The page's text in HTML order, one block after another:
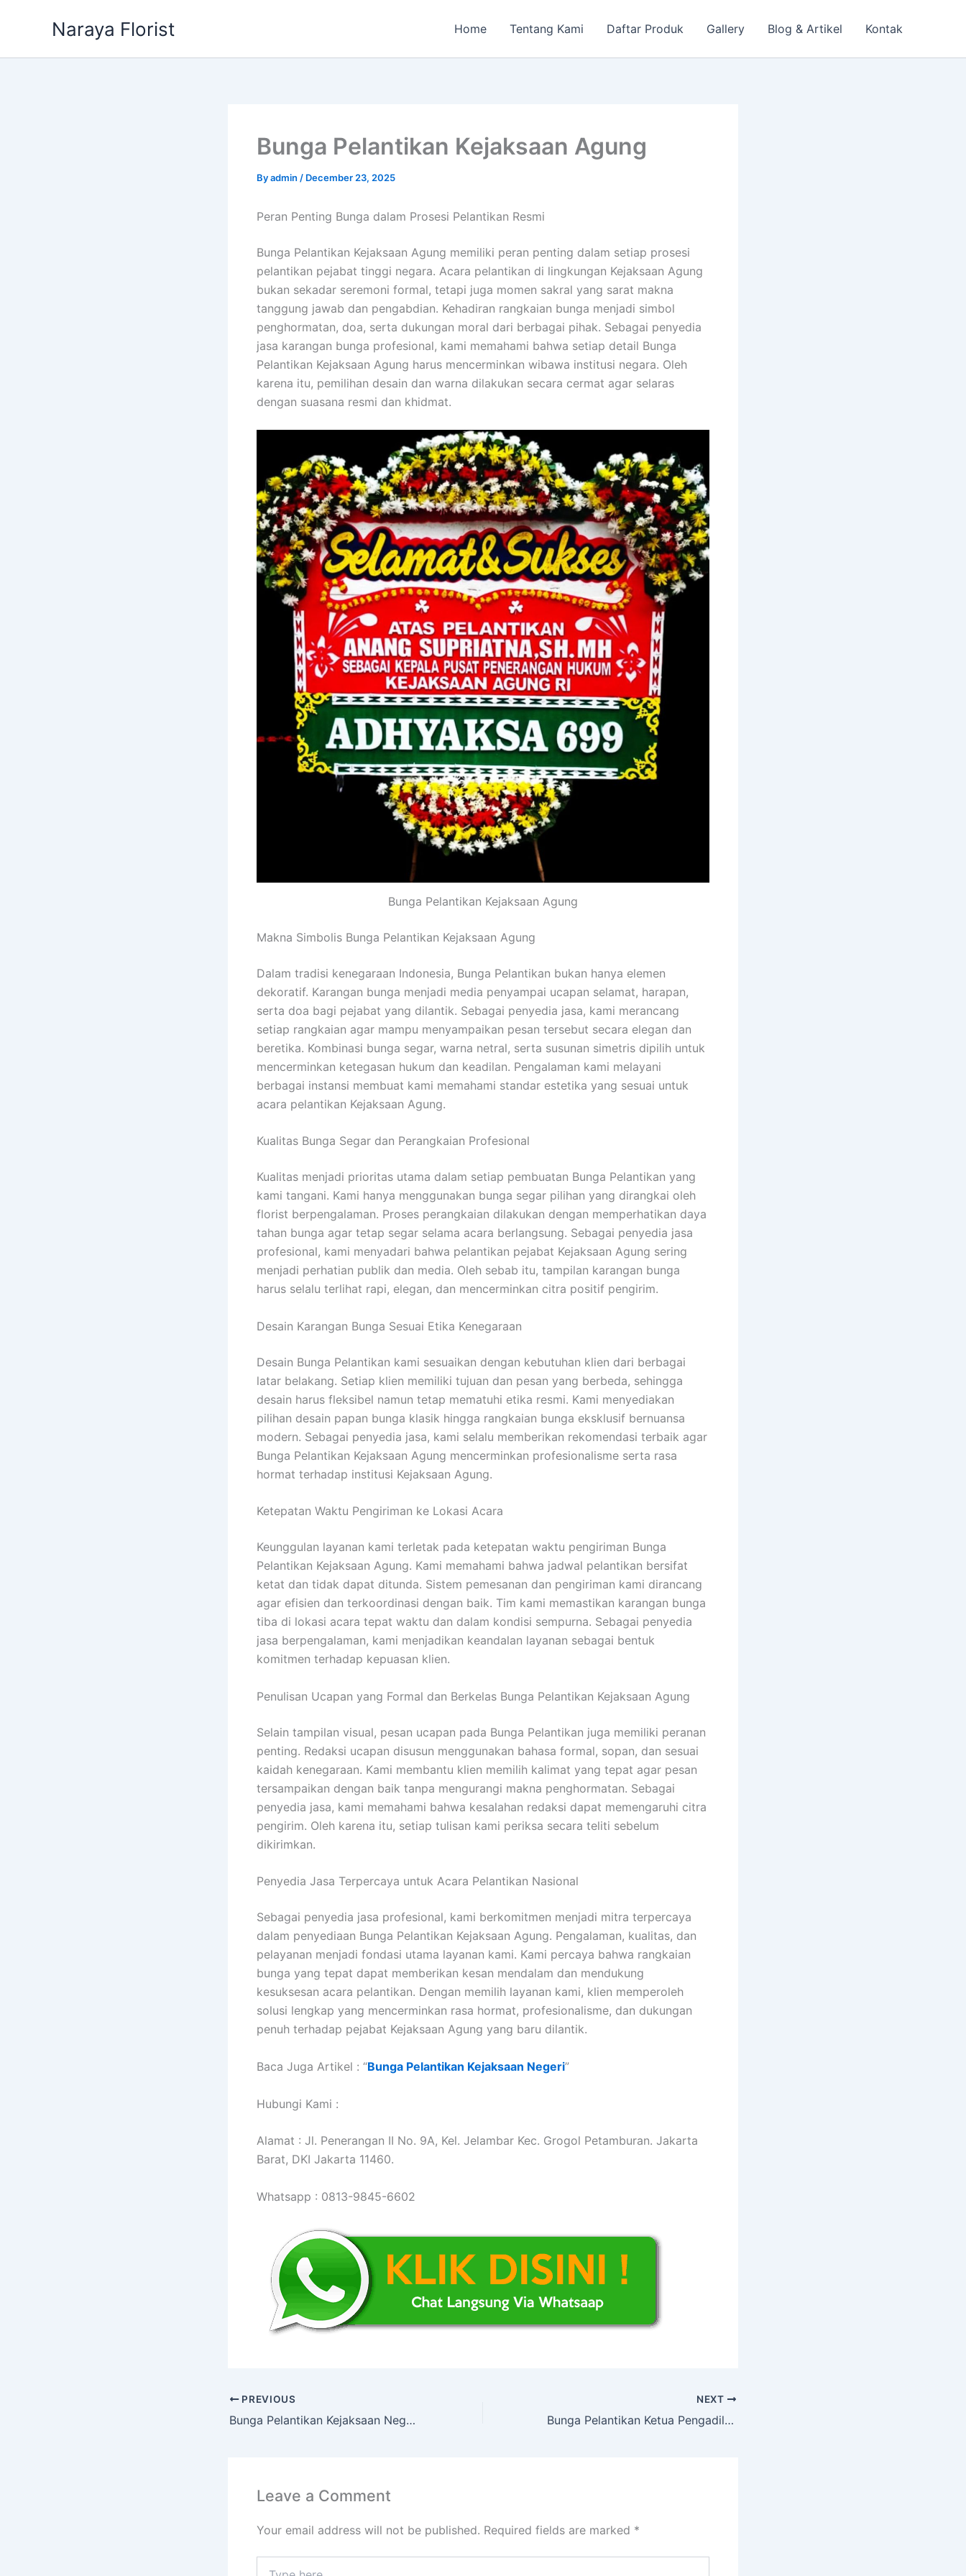
Naraya Florist Home Tentang Kami Daftar Produk Gallery Blog & Artikel Kontak
Bunga Pelantikan Kejaksaan Agung
Byadmin / December 23, 2025
Peran Penting Bunga dalam Prosesi Pelantikan Resmi
Bunga Pelantikan Kejaksaan Agung memiliki peran penting dalam setiap prosesi
pelantikan pejabat tinggi negara. Acara pelantikan di lingkungan Kejaksaan Agung
bukan sekadar seremoni formal, tetapi juga momen sakral yang sarat makna
tanggung jawab dan pengabdian. Kehadiran rangkaian bunga menjadi simbol
penghormatan, doa, serta dukungan moral dari berbagai pihak. Sebagai penyedia
jasa karangan bunga profesional, kami memahami bahwa setiap detail Bunga
Pelantikan Kejaksaan Agung harus mencerminkan wibawa institusi negara. Oleh
karena itu, pemilihan desain dan warna dilakukan secara cermat agar selaras
dengan suasana resmi dan khidmat.
Bunga Pelantikan Kejaksaan Agung
Makna Simbolis Bunga Pelantikan Kejaksaan Agung
Dalam tradisi kenegaraan Indonesia, Bunga Pelantikan bukan hanya elemen
dekoratif. Karangan bunga menjadi media penyampai ucapan selamat, harapan,
serta doa bagi pejabat yang dilantik. Sebagai penyedia jasa, kami merancang
setiap rangkaian agar mampu menyampaikan pesan tersebut secara elegan dan
beretika. Kombinasi bunga segar, warna netral, serta susunan simetris dipilih untuk
mencerminkan ketegasan hukum dan keadilan. Pengalaman kami melayani
berbagai instansi membuat kami memahami standar estetika yang sesuai untuk
acara pelantikan Kejaksaan Agung.
Kualitas Bunga Segar dan Perangkaian Profesional
Kualitas menjadi prioritas utama dalam setiap pembuatan Bunga Pelantikan yang
kami tangani. Kami hanya menggunakan bunga segar pilihan yang dirangkai oleh
florist berpengalaman. Proses perangkaian dilakukan dengan memperhatikan daya
tahan bunga agar tetap segar selama acara berlangsung. Sebagai penyedia jasa
profesional, kami menyadari bahwa pelantikan pejabat Kejaksaan Agung sering
menjadi perhatian publik dan media. Oleh sebab itu, tampilan karangan bunga
harus selalu terlihat rapi, elegan, dan mencerminkan citra positif pengirim.
Desain Karangan Bunga Sesuai Etika Kenegaraan
Desain Bunga Pelantikan kami sesuaikan dengan kebutuhan klien dari berbagai
latar belakang. Setiap klien memiliki tujuan dan pesan yang berbeda, sehingga
desain harus fleksibel namun tetap mematuhi etika resmi. Kami menyediakan
pilihan desain papan bunga klasik hingga rangkaian bunga eksklusif bernuansa
modern. Sebagai penyedia jasa, kami selalu memberikan rekomendasi terbaik agar
Bunga Pelantikan Kejaksaan Agung mencerminkan profesionalisme serta rasa
hormat terhadap institusi Kejaksaan Agung.
Ketepatan Waktu Pengiriman ke Lokasi Acara
Keunggulan layanan kami terletak pada ketepatan waktu pengiriman Bunga
Pelantikan Kejaksaan Agung. Kami memahami bahwa jadwal pelantikan bersifat
ketat dan tidak dapat ditunda. Sistem pemesanan dan pengiriman kami dirancang
agar efisien dan terkoordinasi dengan baik. Tim kami memastikan karangan bunga
tiba di lokasi acara tepat waktu dan dalam kondisi sempurna. Sebagai penyedia
jasa berpengalaman, kami menjadikan keandalan layanan sebagai bentuk
komitmen terhadap kepuasan klien.
Penulisan Ucapan yang Formal dan Berkelas Bunga Pelantikan Kejaksaan Agung
Selain tampilan visual, pesan ucapan pada Bunga Pelantikan juga memiliki peranan
penting. Redaksi ucapan disusun menggunakan bahasa formal, sopan, dan sesuai
kaidah kenegaraan. Kami membantu klien memilih kalimat yang tepat agar pesan
tersampaikan dengan baik tanpa mengurangi makna penghormatan. Sebagai
penyedia jasa, kami memahami bahwa kesalahan redaksi dapat memengaruhi citra
pengirim. Oleh karena itu, setiap tulisan kami periksa secara teliti sebelum
dikirimkan.
Penyedia Jasa Terpercaya untuk Acara Pelantikan Nasional
Sebagai penyedia jasa profesional, kami berkomitmen menjadi mitra terpercaya
dalam penyediaan Bunga Pelantikan Kejaksaan Agung. Pengalaman, kualitas, dan
pelayanan menjadi fondasi utama layanan kami. Kami percaya bahwa rangkaian
bunga yang tepat dapat memberikan kesan mendalam dan mendukung
kesuksesan acara pelantikan. Dengan memilih layanan kami, klien memperoleh
solusi lengkap yang mencerminkan rasa hormat, profesionalisme, dan dukungan
penuh terhadap pejabat Kejaksaan Agung yang baru dilantik.
Baca Juga Artikel : “Bunga Pelantikan Kejaksaan Negeri”
Hubungi Kami :
Alamat : Jl. Penerangan II No. 9A, Kel. Jelambar Kec. Grogol Petamburan. Jakarta
Barat, DKI Jakarta 11460.
Whatsapp : 0813-9845-6602
PREVIOUS
Bunga Pelantikan Kejaksaan Negeri
NEXT
Bunga Pelantikan Ketua Pengadilan
Leave a Comment
Your email address will not be published. Required fields are marked *